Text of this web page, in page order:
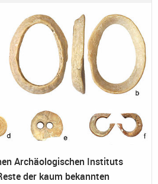
Archäologischen Instituts
der kaum bekannten